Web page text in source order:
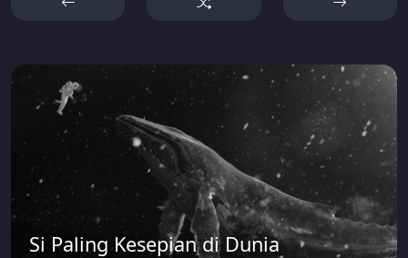
Si Paling Kesepian di Dunia